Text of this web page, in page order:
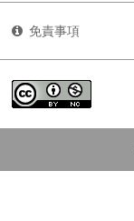
免責事項